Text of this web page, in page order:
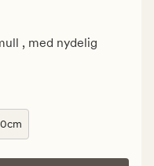
, med nydelig